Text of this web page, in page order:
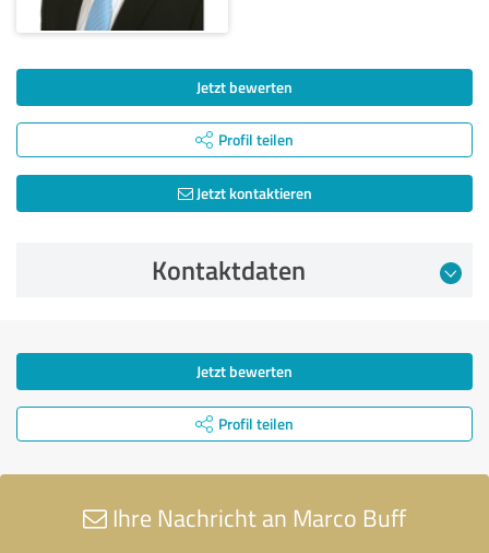
Jetzt bewerten
Profil teilen
Jetzt kontaktieren
Kontaktdaten
Jetzt bewerten
Profil teilen
Ihre Nachricht an Marco Buff